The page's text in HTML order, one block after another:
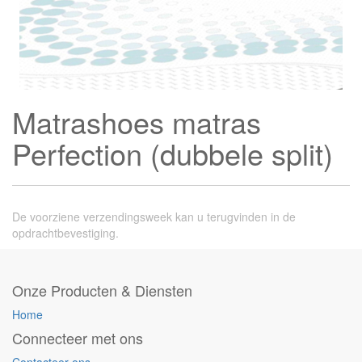
Matrashoes matras
Perfection (dubbele split)
De voorziene verzendingsweek kan u terugvinden in de
opdrachtbevestiging.
Onze Producten & Diensten
Home
Connecteer met ons